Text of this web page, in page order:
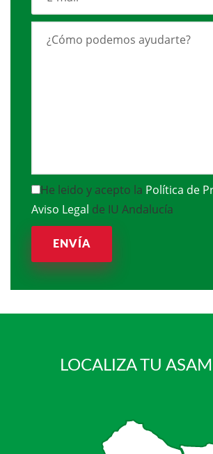
He leido y acepto la Política de
Aviso Legal de IU Andalucía
ENVÍA
LOCALIZA TU